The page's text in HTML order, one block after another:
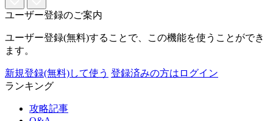
ユーザー登録のご案内
ユーザー登録(無料)することで、この機能を使うことができ
ます。
新規登録(無料)して使う 登録済みの方はログイン
ランキング
攻略記事